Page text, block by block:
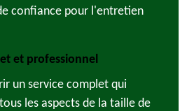
confiance pour l'entretien
et professionnel
un service complet qui
les aspects de la taille de